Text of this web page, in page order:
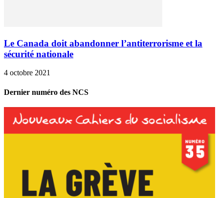
Le Canada doit abandonner l’antiterrorisme et la
sécurité nationale
4 octobre 2021
Dernier numéro des NCS